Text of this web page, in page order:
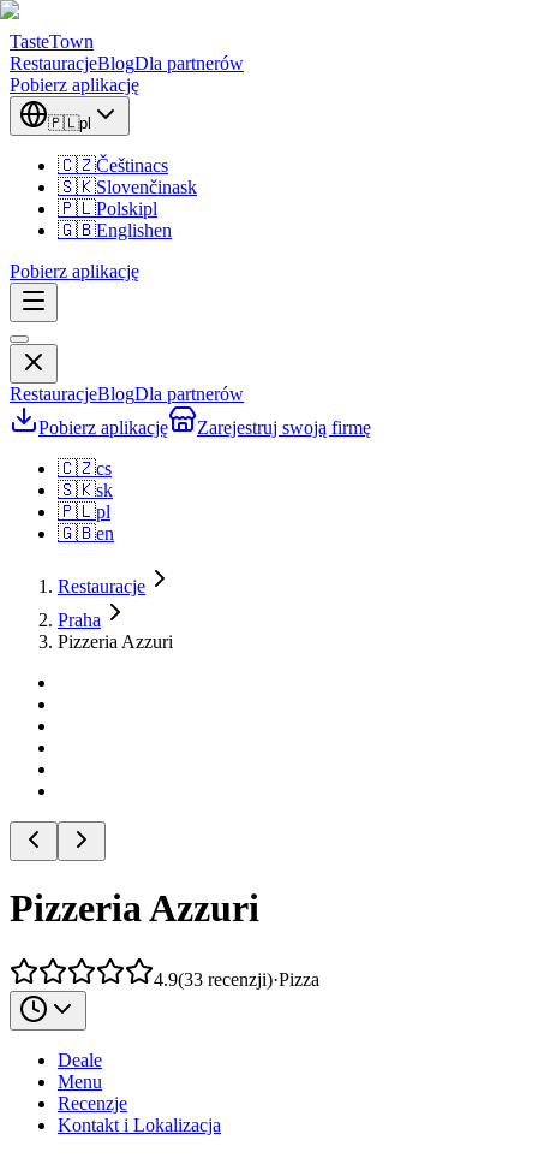
TasteTown
RestauracjeBlogDla partnerów
Pobierz aplikację
🇵🇱pl
🇨🇿Češtinacs
🇸🇰Slovenčinask
🇵🇱Polskipl
🇬🇧Englishen
Pobierz aplikację
RestauracjeBlogDla partnerów
Pobierz aplikację
Zarejestruj swoją firmę
🇨🇿cs
🇸🇰sk
🇵🇱pl
🇬🇧en
Restauracje
Praha
Pizzeria Azzuri
Pizzeria Azzuri
4.9(33 recenzji)·Pizza
Deale
Menu
Recenzje
Kontakt i Lokalizacja